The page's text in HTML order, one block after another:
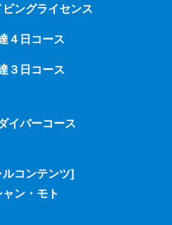
ングライセンス
４日コース
３日コース
イバーコース
ルコンテンツ]
ン・モト